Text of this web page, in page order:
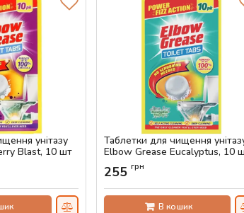
унітазу
Blast, 10 шт
Таблетки для чищення
Elbow Grease Eucalyptus, 10
Артикул:AS-00422
255 грн
В кошик